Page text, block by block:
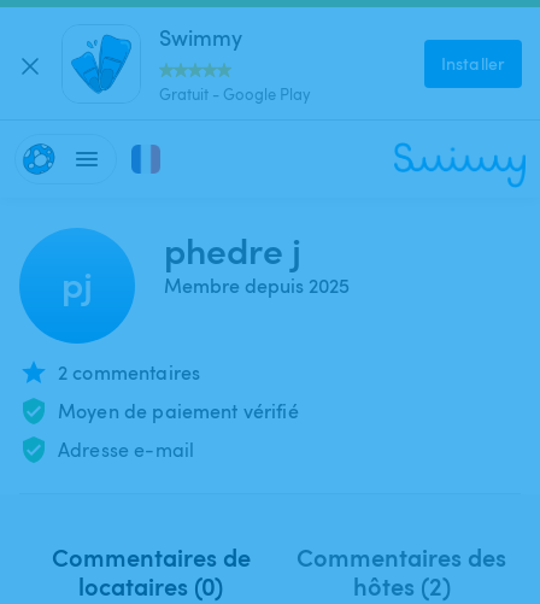
Swimmy
Gratuit - Google Play
Installer
pj
phedre j
Membre depuis 2025
2 commentaires
Moyen de paiement vérifié
Adresse e-mail
Commentaires de
locataires (0)
Commentaires des
hôtes (2)